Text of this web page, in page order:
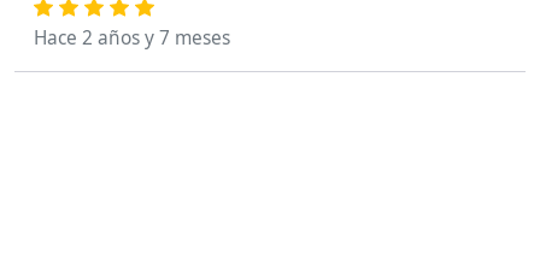
Hace 2 años y 7 meses